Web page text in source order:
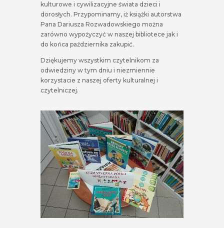
kulturowe i cywilizacyjne świata dzieci i
dorosłych. Przypominamy, iż książki autorstwa
Pana Dariusza Rozwadowskiego można
zarówno wypożyczyć w naszej bibliotece jak i
do końca października zakupić.
Dziękujemy wszystkim czytelnikom za
odwiedziny w tym dniu i niezmiennie
korzystacie z naszej oferty kulturalnej i
czytelniczej.